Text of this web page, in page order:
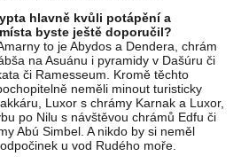
hlavně kvůli potápění a
byste ještě doporučil?
to je Abydos a Dendera, chrám
na Asuánu i pyramidy v Dašúru či
či Ramesseum. Kromě těchto
neměli minout turisticky
Luxor s chrámy Karnak a Luxor,
po Nilu s návštěvou chrámů Edfu či
Abú Simbel. A nikdo by si neměl
u vod Rudého moře.